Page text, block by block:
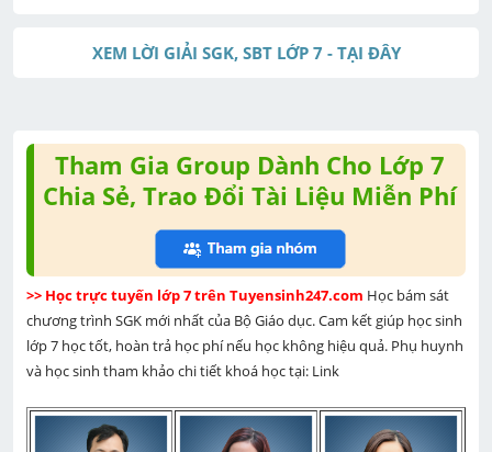
XEM LỜI GIẢI SGK, SBT LỚP 7 - TẠI ĐÂY
Tham Gia Group Dành Cho Lớp 7
Chia Sẻ, Trao Đổi Tài Liệu Miễn Phí
>> Học trực tuyến lớp 7 trên Tuyensinh247.com Học bám sát
chương trình SGK mới nhất của Bộ Giáo dục. Cam kết giúp học sinh
lớp 7 học tốt, hoàn trả học phí nếu học không hiệu quả. Phụ huynh
và học sinh tham khảo chi tiết khoá học tại: Link